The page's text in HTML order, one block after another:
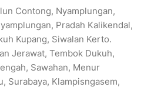
Contong, Nyamplungan,
Pradah Kalikendal,
Kupang, Siwalan Kerto.
Jerawat, Tembok Dukuh,
Sawahan, Menur
Surabaya, Klampisngasem,